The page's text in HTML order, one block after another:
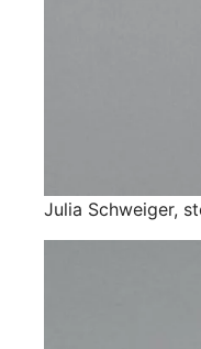
Julia Schweiger,